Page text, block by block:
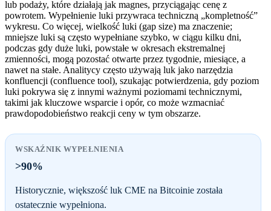
lub podaży, które działają jak magnes, przyciągając cenę z
powrotem. Wypełnienie luki przywraca techniczną „kompletność”
wykresu. Co więcej, wielkość luki (gap size) ma znaczenie;
mniejsze luki są często wypełniane szybko, w ciągu kilku dni,
podczas gdy duże luki, powstałe w okresach ekstremalnej
zmienności, mogą pozostać otwarte przez tygodnie, miesiące, a
nawet na stałe. Analitycy często używają luk jako narzędzia
konfluencji (confluence tool), szukając potwierdzenia, gdy poziom
luki pokrywa się z innymi ważnymi poziomami technicznymi,
takimi jak kluczowe wsparcie i opór, co może wzmacniać
prawdopodobieństwo reakcji ceny w tym obszarze.
WSKAŹNIK WYPEŁNIENIA
>90%
Historycznie, większość luk CME na Bitcoinie została
ostatecznie wypełniona.